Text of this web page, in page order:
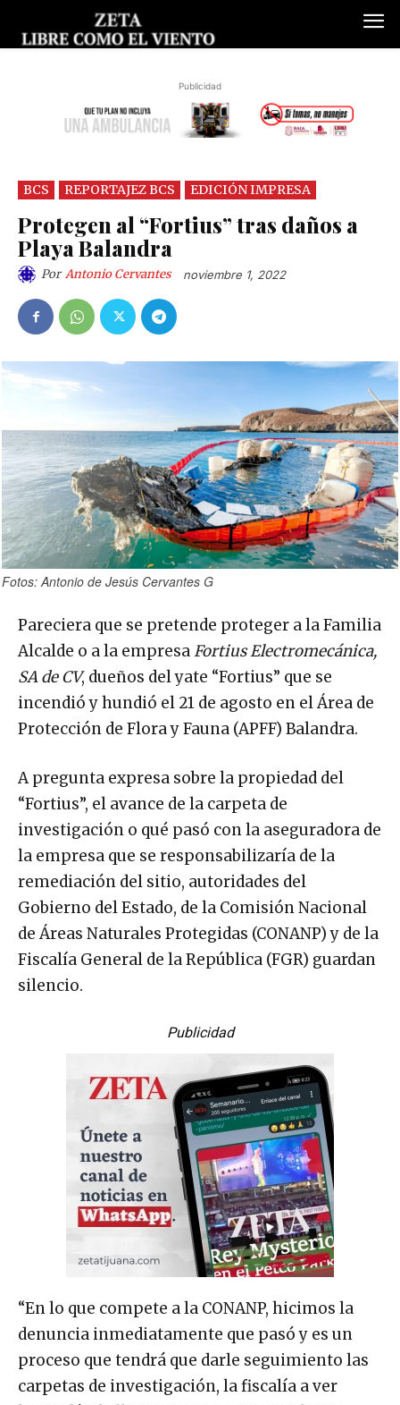
Publicidad
BCS REPORTAJEZ BCS EDICIÓN IMPRESA
Protegen al “Fortius” tras daños a
Playa Balandra
Por Antonio Cervantes noviembre 1, 2022
Fotos: Antonio de Jesús Cervantes G
Pareciera que se pretende proteger a la Familia
Alcalde o a la empresaFortius Electromecánica,
SA de CV, dueños del yate “Fortius” que se
incendió y hundió el 21 de agosto en el Área de
Protección de Flora y Fauna (APFF) Balandra.
A pregunta expresa sobre la propiedad del
“Fortius”, el avance de la carpeta de
investigación o qué pasó con la aseguradora de
la empresa que se responsabilizaría de la
remediación del sitio, autoridades del
Gobierno del Estado, de la Comisión Nacional
de Áreas Naturales Protegidas (CONANP) y de la
Fiscalía General de la República (FGR) guardan
silencio.
Publicidad
“En lo que compete a la CONANP, hicimos la
denuncia inmediatamente que pasó y es un
proceso que tendrá que darle seguimiento las
carpetas de investigación, la fiscalía a ver